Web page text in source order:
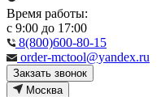
Время работы:
с 9:00 до 17:00
8(800)600-80-15
order-mctool@yandex.ru
Закзать звонок
Москва